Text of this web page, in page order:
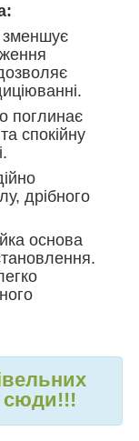
поглинає
спокійну
дрібного
основа
сюди!!!